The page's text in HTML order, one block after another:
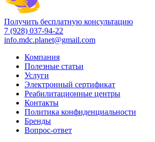
Получить бесплатную консультацию
7 (928) 037-94-22
info.mdc.planet@gmail.com
Компания
Полезные статьи
Услуги
Электронный сертификат
Реабилитационные центры
Контакты
Политика конфиденциальности
Бренды
Вопрос-ответ